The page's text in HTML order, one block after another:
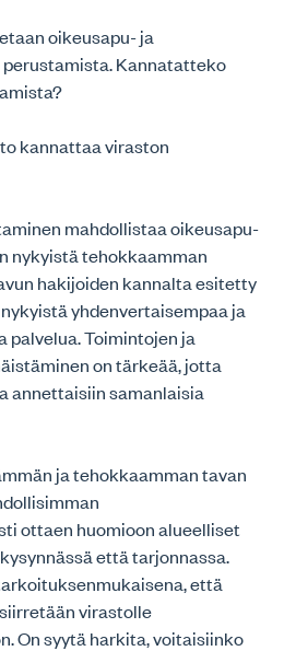
oikeusapu- ja
Kannatatteko
kannattaa viraston
mahdollistaa oikeusapu-
nykyistä tehokkaamman
hakijoiden kannalta esitetty
yhdenvertaisempaa ja
palvelua. Toimintojen ja
on tärkeää, jotta
annettaisiin samanlaisia
ja tehokkaamman tavan
ottaen huomioon alueelliset
että tarjonnassa.
että
virastolle
On syytä harkita, voitaisiinko